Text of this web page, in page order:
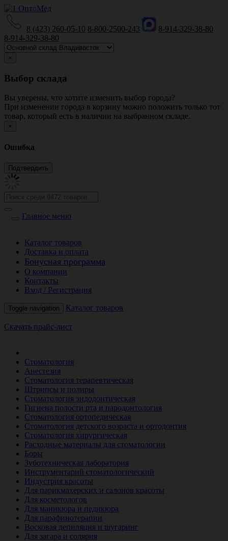
8 (423) 260-05-10 8-800-2500-243
8-914-329-38-80
8-914-329-38-80
×
Выбор склада
Вы уверены, что хотите изменить выбор города?
При изменении города в корзину можно положить только тот
товар, который есть в наличии на выбранном складе.
×
Ошибка
Главное меню
Каталог товаров
Доставка и оплата
Бонусная программа
О компании
Контакты
Вход / Регистрация
Toggle navigation Каталог товаров
Скачать прайс-лист
Стоматология
Анестезия
Стоматология терапевтическая
Штрипсы и полиры
Стоматология эндодонтическая
Гигиена полости рта и пародонтология
Стоматология ортопедическая
Стоматология детского возраста и ортодонтия
Стоматология хирургическая
Расходные материалы для стоматологии
Боры
Зуботехническая лаборатория
Инструментарий стоматологический
Индустрия красоты
Для парикмахерских и салонов красоты
Для косметологов
Для маникюра и педикюра
Для парафинотерапии
Восковая депиляция и шугаринг
Для загара и солярия